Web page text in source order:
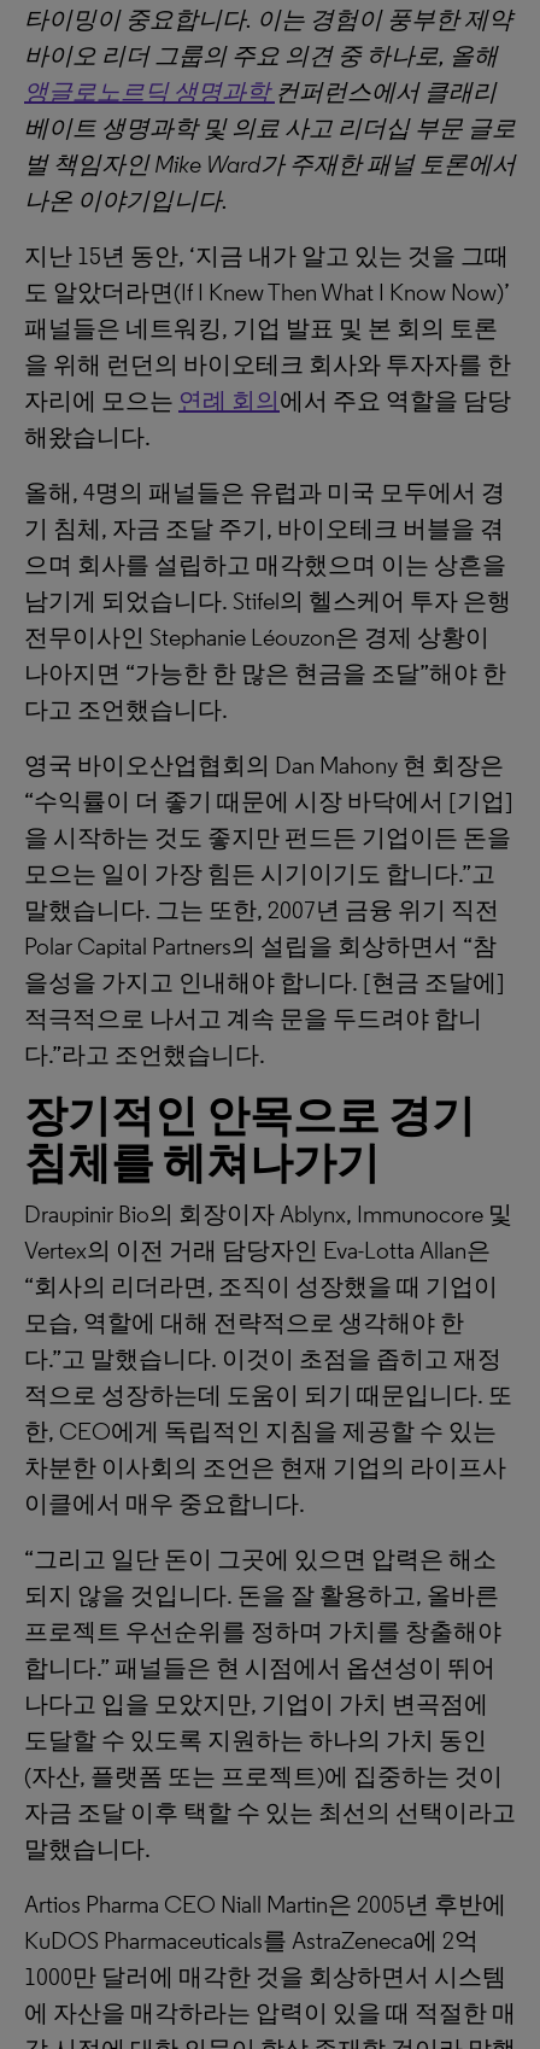
타이밍이 중요합니다. 이는 경험이 풍부한제약
바이오 리더그룹의 주요 의견 중 하나로, 올해
앵글로노르딕 생명과학 컨퍼런스에서 클래리
베이트 생명과학 및 의료 사고 리더십 부문 글로
벌 책임자인 Mike Ward가 주재한패널토론에서
나온 이야기입니다.
지난 15년 동안, ‘지금 내가 알고 있는 것을 그때
도 알았더라면(If I Knew Then What I Know Now)’
패널들은 네트워킹, 기업 발표 및 본 회의 토론
을 위해 런던의 바이오테크 회사와 투자자를 한
자리에 모으는 연례 회의에서 주요 역할을 담당
해왔습니다.
올해, 4명의 패널들은 유럽과 미국 모두에서 경
기 침체, 자금 조달 주기, 바이오테크 버블을 겪
으며 회사를 설립하고 매각했으며 이는 상흔을
남기게 되었습니다. Stifel의 헬스케어 투자 은행
전무이사인 Stephanie Léouzon은 경제 상황이
나아지면 “가능한 한 많은 현금을 조달”해야 한
다고 조언했습니다.
영국 바이오산업협회의 Dan Mahony 현 회장은
“수익률이 더 좋기 때문에 시장 바닥에서 [기업]
을 시작하는 것도 좋지만 펀드든 기업이든 돈을
모으는 일이 가장 힘든 시기이기도 합니다.”고
말했습니다. 그는 또한, 2007년 금융 위기 직전
Polar Capital Partners의 설립을 회상하면서 “참
을성을 가지고 인내해야 합니다. [현금 조달에]
적극적으로 나서고 계속 문을 두드려야 합니
다.”라고 조언했습니다.
장기적인 안목으로 경기
침체를 헤쳐나가기
Draupinir Bio의 회장이자 Ablynx, Immunocore 및
Vertex의 이전 거래 담당자인 Eva-Lotta Allan은
“회사의 리더라면, 조직이 성장했을 때 기업이
모습, 역할에 대해 전략적으로 생각해야 한
다.”고 말했습니다. 이것이 초점을 좁히고 재정
적으로 성장하는데 도움이 되기 때문입니다. 또
한, CEO에게 독립적인 지침을 제공할 수 있는
차분한 이사회의 조언은 현재 기업의 라이프사
이클에서 매우 중요합니다.
“그리고 일단 돈이 그곳에 있으면 압력은 해소
되지 않을 것입니다. 돈을 잘 활용하고, 올바른
프로젝트 우선순위를 정하며 가치를 창출해야
합니다.” 패널들은 현 시점에서 옵션성이 뛰어
나다고 입을 모았지만, 기업이 가치 변곡점에
도달할 수 있도록 지원하는 하나의 가치 동인
(자산, 플랫폼 또는 프로젝트)에 집중하는 것이
자금 조달 이후 택할 수 있는 최선의 선택이라고
말했습니다.
Artios Pharma CEO Niall Martin은 2005년 후반에
KuDOS Pharmaceuticals를 AstraZeneca에 2억
1000만 달러에 매각한 것을 회상하면서 시스템
에 자산을 매각하라는 압력이 있을 때 적절한 매